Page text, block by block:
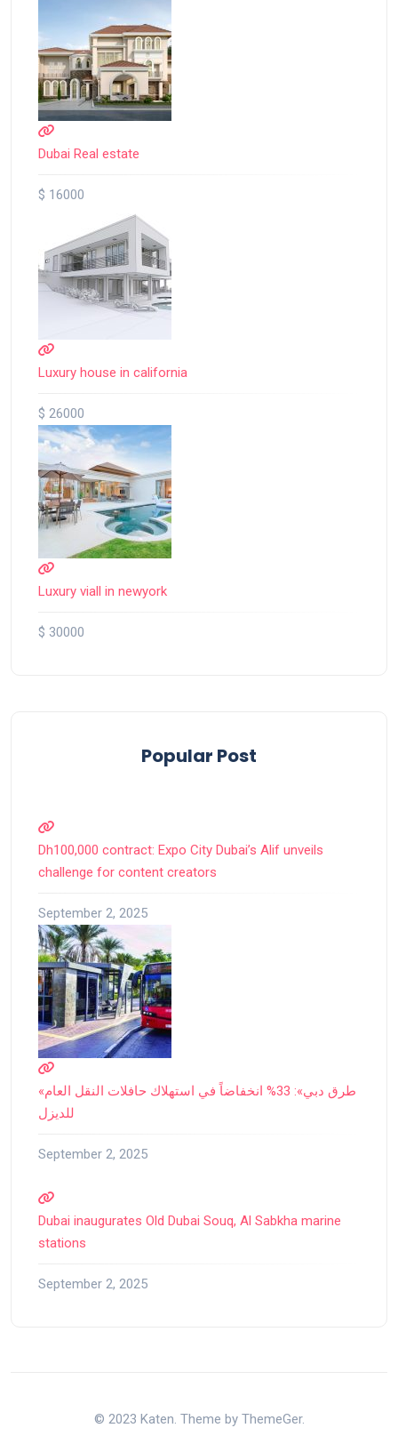
Dubai Real estate
$ 16000
Luxury house in california
$ 26000
Luxury viall in newyork
$ 30000
Popular Post
Dh100,000 contract: Expo City Dubai’s Alif unveils
challenge for content creators
September 2, 2025
«طرق دبي»: 33% انخفاضاً في استهلاك حافلات النقل العام
للديزل
September 2, 2025
Dubai inaugurates Old Dubai Souq, Al Sabkha marine
stations
September 2, 2025
© 2023 Katen. Theme by ThemeGer.